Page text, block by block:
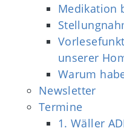
Medikation
unserer
Warum
Newsletter
Termine
1. Wäller